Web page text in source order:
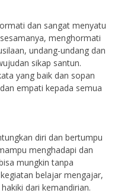
dan sangat menyatu
menghormati
undang-undang dan
sikap santun.
yang baik dan sopan
empati kepada semua
diri dan bertumpu
menghadapi dan
mungkin tanpa
belajar mengajar,
dari kemandirian.